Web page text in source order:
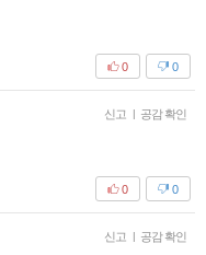
0
0
신고 공감 확인
0
0
신고 공감 확인